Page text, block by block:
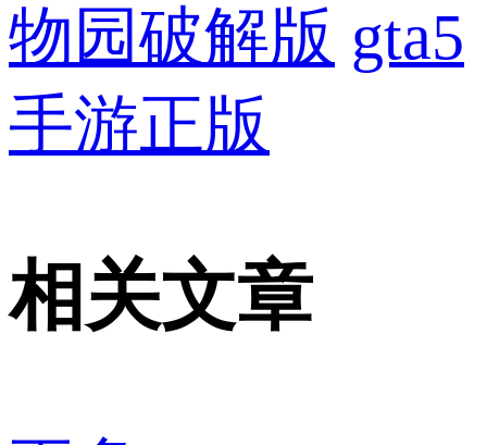
物园破解版 gta5
手游正版
相关文章